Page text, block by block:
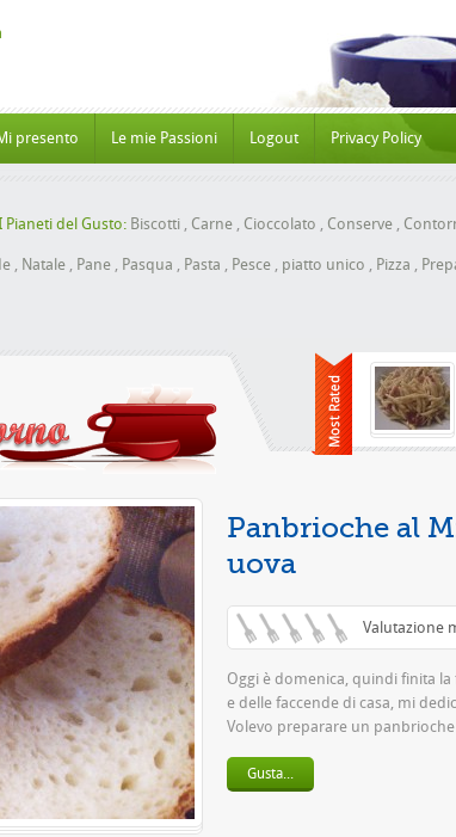
presento Le mie Passioni Logout Privacy Policy
Pianeti del Gusto: Biscotti , Carne , Cioccolato , Conserve ,
, Natale , Pane , Pasqua , Pasta , Pesce , piatto unico , Pizza ,
Questa
pasta